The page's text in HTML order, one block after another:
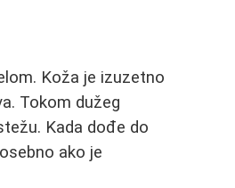
Koža je izuzetno
Tokom dužeg
Kada dođe do
ako je